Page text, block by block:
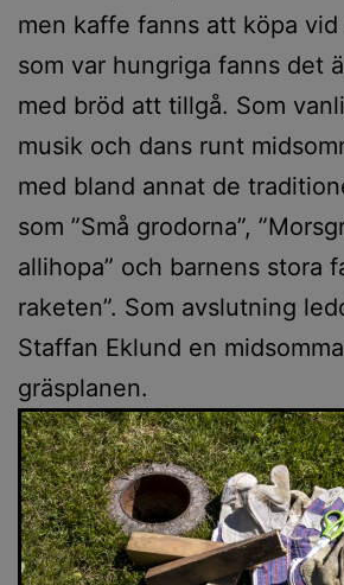
men kaffe fanns att köpa
som var hungriga fanns det
med bröd att tillgå. Som
musik och dans runt
med bland annat de
som ”Små grodorna”,
allihopa” och barnens stora
raketen”. Som avslutning
Staffan Eklund en
gräsplanen.